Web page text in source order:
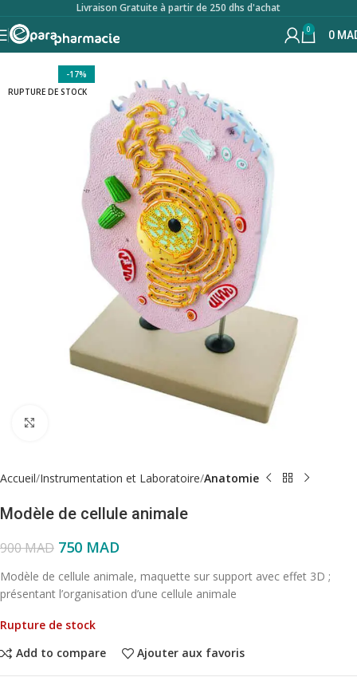
Livraison Gratuite à partir de 250 dhs d'achat
0 0
-17%
RUPTURE DE STOCK
Accueil Instrumentation et Laboratoire Anatomie
Modèle de cellule animale
900MAD 750 MAD
Modèle de cellule animale, maquette sur support avec effet 3D ;
présentant l’organisation d’une cellule animale
Rupture de stock
Add to compare
Ajouter aux favoris